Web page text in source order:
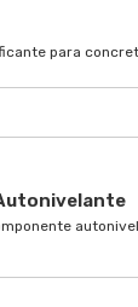
para